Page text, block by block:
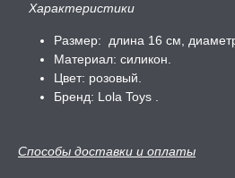
Характеристики
Размер: длина 16 см,
Материал: силикон.
Цвет: розовый.
Бренд: Lola Toys .
Способы доставки и оплаты